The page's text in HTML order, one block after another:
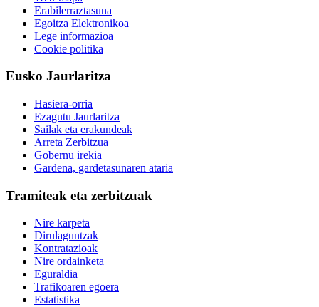
Erabilerraztasuna
Egoitza Elektronikoa
Lege informazioa
Cookie politika
Eusko Jaurlaritza
Hasiera-orria
Ezagutu Jaurlaritza
Sailak eta erakundeak
Arreta Zerbitzua
Gobernu irekia
Gardena, gardetasunaren ataria
Tramiteak eta zerbitzuak
Nire karpeta
Dirulaguntzak
Kontratazioak
Nire ordainketa
Eguraldia
Trafikoaren egoera
Estatistika